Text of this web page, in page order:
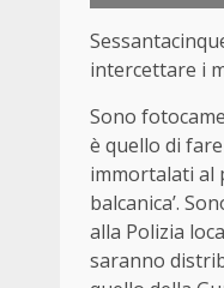
intercettare i
Sono
è quello di
immortalati al
balcanica’.
alla Polizia
saranno